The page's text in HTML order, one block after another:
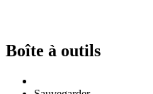
Boîte à outils